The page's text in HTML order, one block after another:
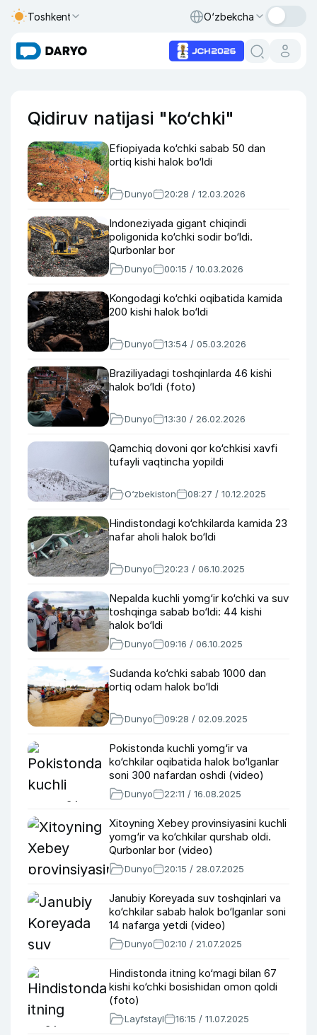
Toshkent O‘zbekcha
Qidiruv natijasi "ko‘chki"
Efiopiyada ko‘chki sabab 50 dan
ortiq kishi halok bo‘ldi
Dunyo 20:28 / 12.03.2026
Indoneziyada gigant chiqindi
poligonida ko‘chki sodir bo‘ldi.
Qurbonlar bor
Dunyo 00:15 / 10.03.2026
Kongodagi ko‘chki oqibatida kamida
200 kishi halok bo‘ldi
Dunyo 13:54 / 05.03.2026
Braziliyadagi toshqinlarda 46 kishi
halok bo‘ldi (foto)
Dunyo 13:30 / 26.02.2026
Qamchiq dovoni qor ko‘chkisi xavfi
tufayli vaqtincha yopildi
O‘zbekiston 08:27 / 10.12.2025
Hindistondagi ko‘chkilarda kamida 23
nafar aholi halok bo‘ldi
Dunyo 20:23 / 06.10.2025
Nepalda kuchli yomg‘ir ko‘chki va suv
toshqinga sabab bo‘ldi: 44 kishi
halok bo‘ldi
Dunyo 09:16 / 06.10.2025
Sudanda ko‘chki sabab 1000 dan
ortiq odam halok bo‘ldi
Dunyo 09:28 / 02.09.2025
Pokistonda kuchli yomg‘ir va
ko‘chkilar oqibatida halok bo‘lganlar
soni 300 nafardan oshdi (video)
Dunyo 22:11 / 16.08.2025
Xitoyning Xebey provinsiyasini kuchli
yomg‘ir va ko‘chkilar qurshab oldi.
Qurbonlar bor (video)
Dunyo 20:15 / 28.07.2025
Janubiy Koreyada suv toshqinlari va
ko‘chkilar sabab halok bo‘lganlar soni
14 nafarga yetdi (video)
Dunyo 02:10 / 21.07.2025
Hindistonda itning ko‘magi bilan 67
kishi ko‘chki bosishidan omon qoldi
(foto)
Layfstayl 16:15 / 11.07.2025